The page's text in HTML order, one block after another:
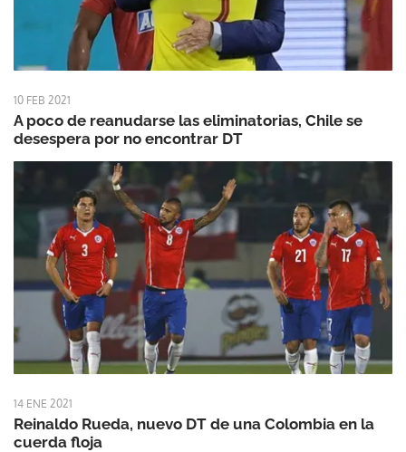
10 FEB 2021
A poco de reanudarse las eliminatorias, Chile se
desespera por no encontrar DT
14 ENE 2021
Reinaldo Rueda, nuevo DT de una Colombia en la
cuerda floja